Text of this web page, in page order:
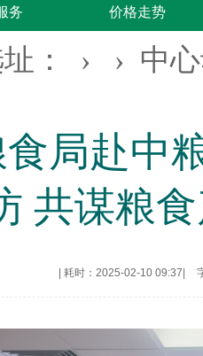
务 价格走势
址： › › 中
局赴中
共谋粮
耗时：2025-02-10 09:37